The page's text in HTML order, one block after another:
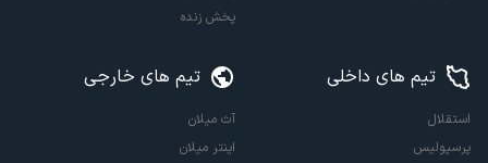
پخش زنده
تیم های داخلی
استقلال
پرسپولیس
تیم های خارجی
آث میلان
اینتر میلان